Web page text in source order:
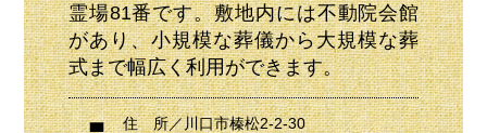
霊場81番です。敷地内には不動院会館
があり、小規模な葬儀から大規模な葬
式まで幅広く利用ができます。
住 所／川口市榛松2-2-30